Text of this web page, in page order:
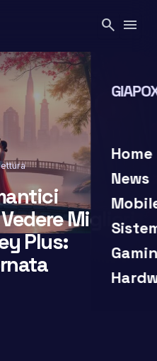
search menu
Home
News
close
Migliori
Plus: